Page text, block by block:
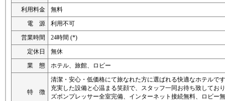
利用料金
無料
電 源
利用不可
営業時間
24時間 (*)
定休日
無休
業 態
ホテル、旅館、ロビー
特 徴
清潔・安心・低価格にて旅なれた方に選ばれる快適なホテルで
充実した設備と心温まる笑顔で、スタッフ一同お待ち致してお
ズボンプレッサー全室完備、インターネット接続無料、ロビー